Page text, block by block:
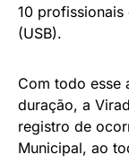
10 profissionais
(USB).
Com todo esse
duração, a
registro de
Municipal, ao